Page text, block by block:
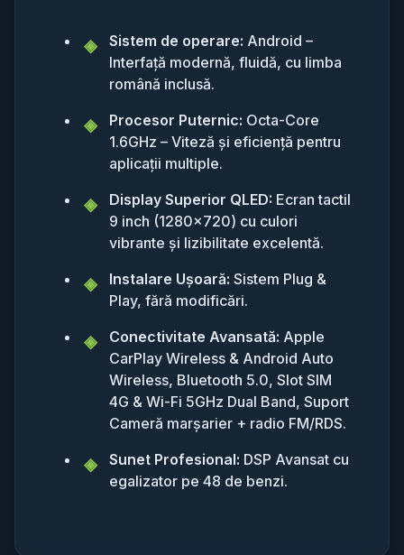
Sistem de operare: Android –
Interfață modernă, fluidă, cu limba
română inclusă.
Procesor Puternic: Octa-Core
1.6GHz – Viteză și eficiență pentru
aplicații multiple.
Display Superior QLED: Ecran tactil
9 inch (1280x720) cu culori
vibrante și lizibilitate excelentă.
Instalare Ușoară: Sistem Plug &
Play, fără modificări.
Conectivitate Avansată: Apple
CarPlay Wireless & Android Auto
Wireless, Bluetooth 5.0, Slot SIM
4G & Wi-Fi 5GHz Dual Band, Suport
Cameră marșarier + radio FM/RDS.
Sunet Profesional: DSP Avansat cu
egalizator pe 48 de benzi.